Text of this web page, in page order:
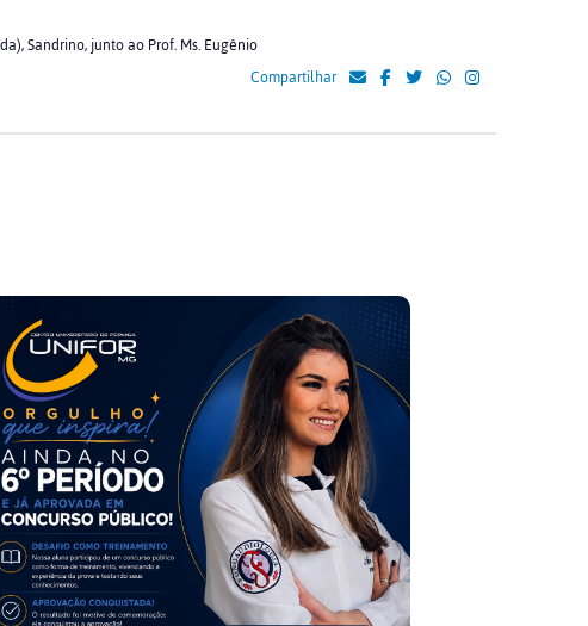
Sandrino, junto ao Prof. Ms. Eugênio
Compartilhar